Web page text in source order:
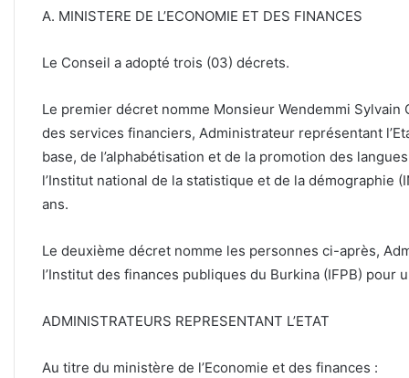
A. MINISTERE DE L’ECONOMIE ET DES FINANCES
Le Conseil a adopté trois (03) décrets.
Le premier décret nomme Monsieur Wendemmi Sylvain
des services financiers, Administrateur représentant
base, de l’alphabétisation et de la promotion des
l’Institut national de la statistique et de la démographie
ans.
Le deuxième décret nomme les personnes ci-après,
l’Institut des finances publiques du Burkina (IFPB) pour
ADMINISTRATEURS REPRESENTANT L’ETAT
Au titre du ministère de l’Economie et des finances :